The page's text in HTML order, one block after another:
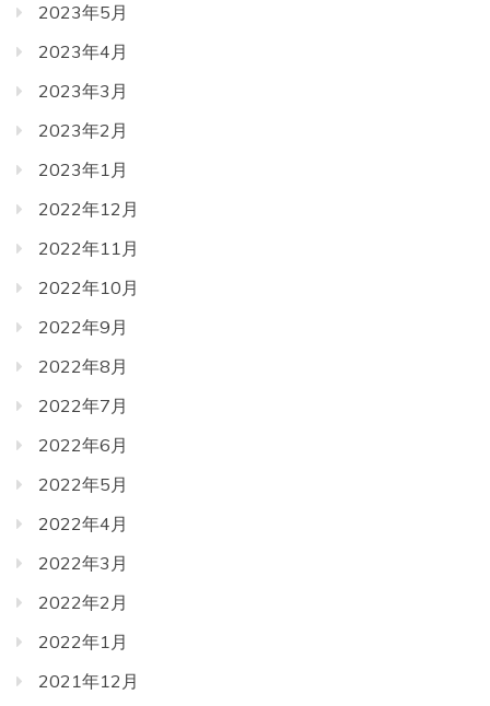
2023年5月
2023年4月
2023年3月
2023年2月
2023年1月
2022年12月
2022年11月
2022年10月
2022年9月
2022年8月
2022年7月
2022年6月
2022年5月
2022年4月
2022年3月
2022年2月
2022年1月
2021年12月